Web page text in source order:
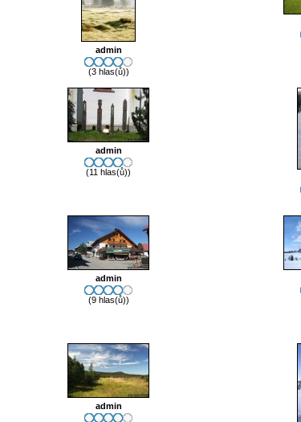
admin
(3 hlas(ů))
admin
(11 hlas(ů))
admin
(9 hlas(ů))
admin